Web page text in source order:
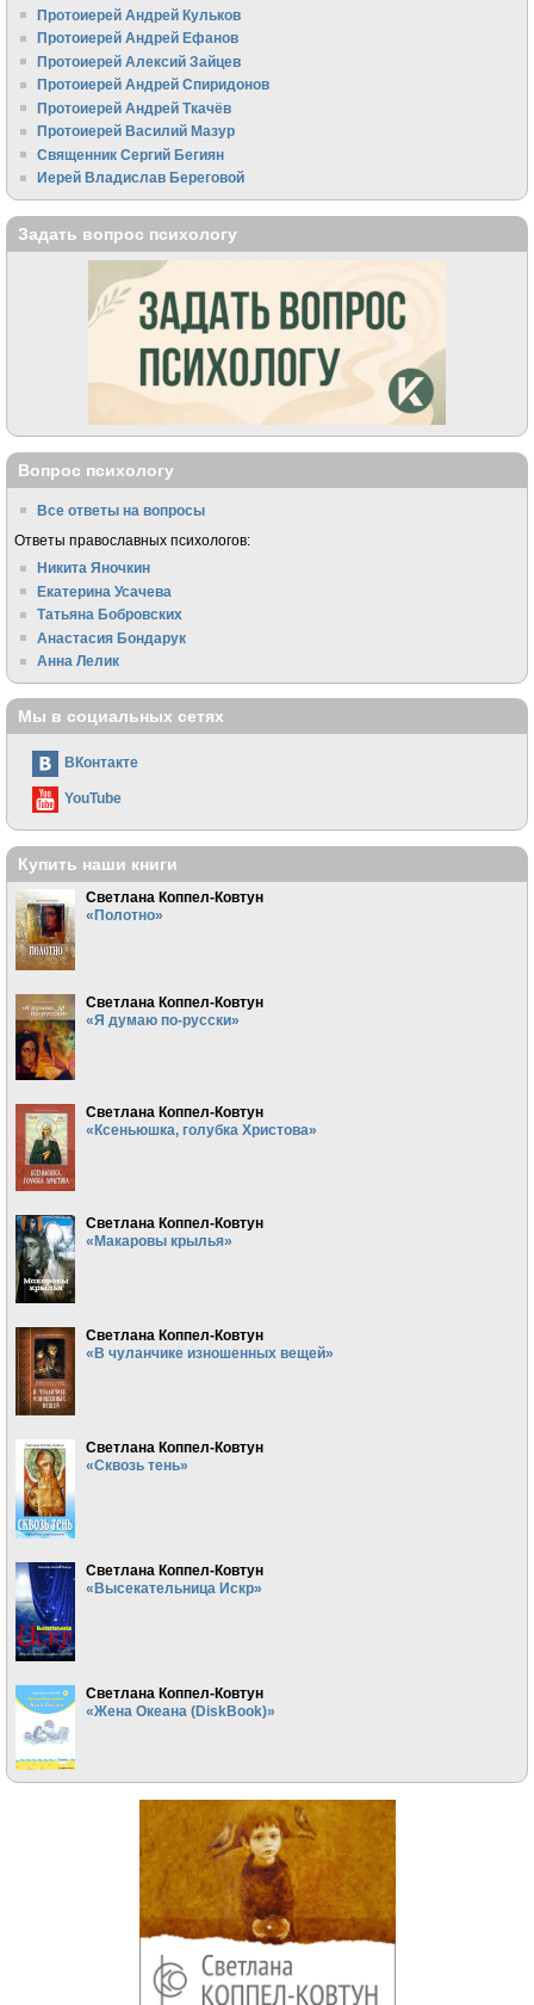
Протоиерей Андрей Кульков
Протоиерей Андрей Ефанов
Протоиерей Алексий Зайцев
Протоиерей Андрей Спиридонов
Протоиерей Андрей Ткачёв
Протоиерей Василий Мазур
Священник Сергий Бегиян
Иерей Владислав Береговой
Задать вопрос психологу
Вопрос психологу
Все ответы на вопросы
Ответы православных психологов:
Никита Яночкин
Екатерина Усачева
Татьяна Бобровских
Анастасия Бондарук
Анна Лелик
Мы в социальных сетях
ВКонтакте
YouTube
Купить наши книги
Светлана Коппел-Ковтун
«Полотно»
Светлана Коппел-Ковтун
«Я думаю по-русски»
Светлана Коппел-Ковтун
«Ксеньюшка, голубка Христова»
Светлана Коппел-Ковтун
«Макаровы крылья»
Светлана Коппел-Ковтун
«В чуланчике изношенных вещей»
Светлана Коппел-Ковтун
«Сквозь тень»
Светлана Коппел-Ковтун
«Высекательница Искр»
Светлана Коппел-Ковтун
«Жена Океана (DiskBook)»